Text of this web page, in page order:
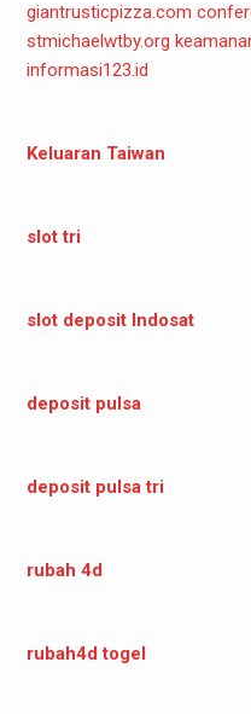
giantrusticpizza.com
stmichaelwtby.org
informasi123.id
Keluaran Taiwan
slot tri
slot deposit Indosat
deposit pulsa
deposit pulsa tri
rubah 4d
rubah4d togel